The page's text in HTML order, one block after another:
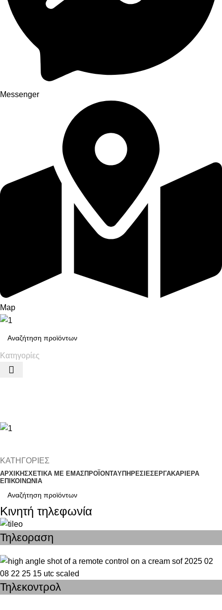
Messenger
Map
Κατηγορίες
ΚΑΤΗΓΟΡΙΕΣ
ΑΡΧΙΚΗΣΧΕΤΙΚΑ ΜΕ ΕΜΑΣΠΡΟΪΟΝΤΑΥΠΗΡΕΣΙΕΣΕΡΓΑΚΑΡΙΕΡΑ
ΕΠΙΚΟΙΝΩΝΙΑ
Κινητή τηλεφωνία
Τηλεοραση
Τηλεκοντρολ